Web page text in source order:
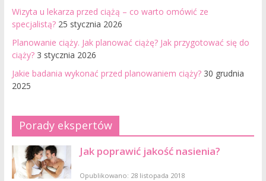
Wizyta u lekarza przed ciążą – co warto omówić ze
specjalistą? 25 stycznia 2026
Planowanie ciąży. Jak planować ciążę? Jak przygotować się do
ciąży? 3 stycznia 2026
Jakie badania wykonać przed planowaniem ciąży? 30 grudnia
2025
Porady ekspertów
Jak poprawić jakość nasienia?
Opublikowano: 28 listopada 2018